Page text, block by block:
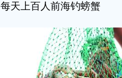
每天上百人前海钓螃蟹